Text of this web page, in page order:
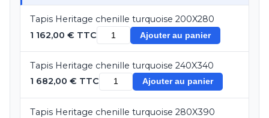
Myo
Nautic by Tekna
Original BTC
Quintiesse
RADAR
Robers
Royal Botania
Tapis Heritage chenille turquoise 200X280
1 162,00 € TTC
Ajouter au panier
Tapis Heritage chenille turquoise 240X340
1 682,00 € TTC
Ajouter au panier
Tapis Heritage chenille turquoise 280X390